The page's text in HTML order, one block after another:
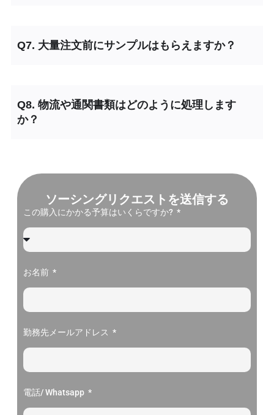
Q7. 大量注文前にサンプルはもらえますか？
Q8. 物流や通関書類はどのように処理します
か？
ソーシングリクエストを送信する
この購入にかかる予算はいくらですか?
お名前
勤務先メールアドレス
電話/ Whatsapp